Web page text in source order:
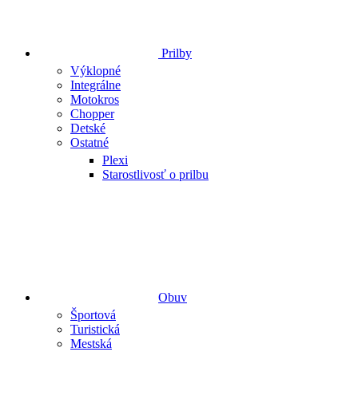
Prilby
Výklopné
Integrálne
Motokros
Chopper
Detské
Ostatné
Plexi
Starostlivosť o prilbu
Obuv
Športová
Turistická
Mestská